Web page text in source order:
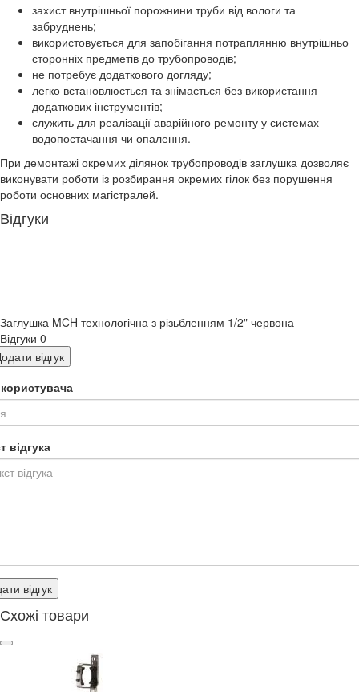
захист внутрішньої порожнини труби від вологи та
забруднень;
використовується для запобігання потраплянню внутрішньо
сторонніх предметів до трубопроводів;
не потребує додаткового догляду;
легко встановлюється та знімається без використання
додаткових інструментів;
служить для реалізації аварійного ремонту у системах
водопостачання чи опалення.
При демонтажі окремих ділянок трубопроводів заглушка дозволяє
виконувати роботи із розбирання окремих гілок без порушення
роботи основних магістралей.
Відгуки
Заглушка MCH технологічна з різьбленням 1/2" червона
Відгуки 0
відгук
відгука
відгук
Схожі товари